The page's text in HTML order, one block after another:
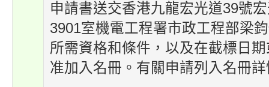
申請書送交香港九龍宏光道39號
3901室機電工程署市政工程部梁
所需資格和條件，以及在截標日
准加入名冊。有關申請列入名冊